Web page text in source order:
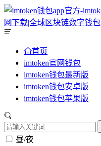
首页
imtoken官网钱包
imtoken钱包最新版
imtoken钱包安卓版
imtoken钱包苹果版
昼/夜